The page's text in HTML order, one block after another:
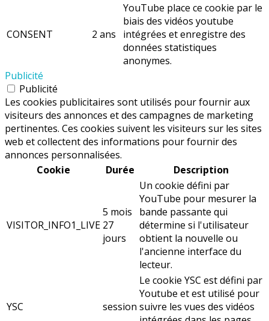
CONSENT 2 ans
YouTube place ce cookie par le
biais des vidéos youtube
intégrées et enregistre des
données statistiques
anonymes.
Publicité
Publicité
Les cookies publicitaires sont utilisés pour fournir aux
visiteurs des annonces et des campagnes de marketing
pertinentes. Ces cookies suivent les visiteurs sur les sites
web et collectent des informations pour fournir des
annonces personnalisées.
Cookie
Durée Description
VISITOR_INFO1_LIVE
5 mois
27
jours
Un cookie défini par
YouTube pour mesurer la
bande passante qui
détermine si l'utilisateur
obtient la nouvelle ou
l'ancienne interface du
lecteur.
YSC session
Le cookie YSC est défini par
Youtube et est utilisé pour
suivre les vues des vidéos